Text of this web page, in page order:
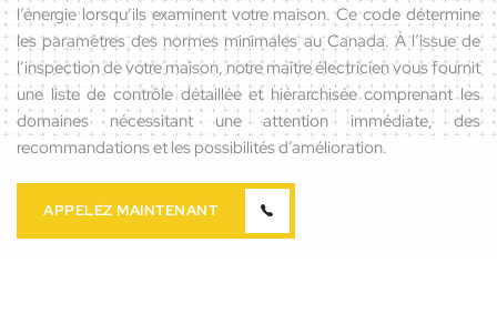
l’énergie lorsqu’ils examinent votre maison. Ce code détermine
les paramètres des normes minimales au Canada. À l’issue de
l’inspection de votre maison, notre maître électricien vous fournit
une liste de contrôle détaillée et hiérarchisée comprenant les
domaines nécessitant une attention immédiate, des
recommandations et les possibilités d’amélioration.
APPELEZ MAINTENANT